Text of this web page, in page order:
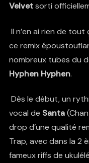
Velvetsorti
Il n’en ai rien de
ce remix
nombreux tubes du
Hyphen Hyphen.
Dès le début, un
vocal de Santa
drop d’une qualité
Trap, avec dans la 2
fameux riffs de